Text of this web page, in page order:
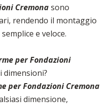
Cremonasono
rendendo il montaggio
e veloce.
per Fondazioni
per Fondazioni Cremona
dimensione,